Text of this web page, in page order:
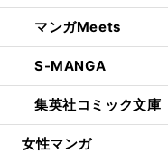
マンガMeets
S-MANGA
集英社コミック文庫
女性マンガ